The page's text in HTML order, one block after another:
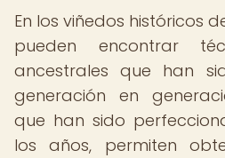
En los viñedos históricos
pueden encontrar
ancestrales que han
generación en
que han sido
los años, permiten